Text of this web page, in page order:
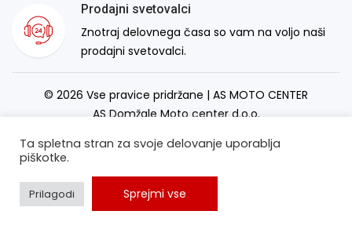
Prodajni svetovalci
Znotraj delovnega časa so vam na voljo naši
prodajni svetovalci.
© 2026 Vse pravice pridržane | AS MOTO CENTER
AS Domžale Moto center d.o.o.
Ta spletna stran za svoje delovanje uporablja
piškotke.
Prilagodi Sprejmi vse